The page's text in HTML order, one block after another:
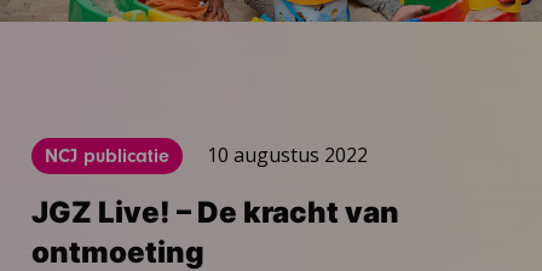
NCJ publicatie 10 augustus 2022
JGZ Live! – De kracht van
ontmoeting